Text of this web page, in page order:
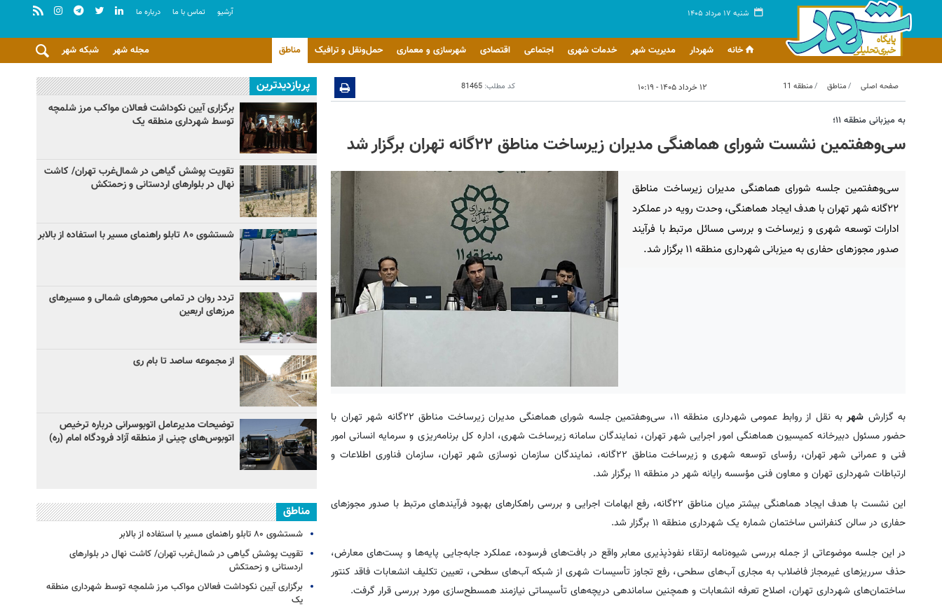
شنبه ۱۷ مرداد ۱۴۰۵ آرشيو تماس با ما درباره ما
خانه شهردار مدیریت شهر خدمات شهری اجتماعی اقتصادی شهرسازی و معماری حمل‌ونقل و ترافیک مناطق شبکه شهر مجله شهر
صفحه اصلی مناطق منطقه 11 ۱۲ خرداد ۱۴۰۵ - ۱۰:۱۹ کد مطلب: 81465
به میزبانی منطقه ۱۱؛
سی‌وهفتمین نشست شورای هماهنگی مدیران زیرساخت مناطق ۲۲گانه تهران برگزار شد
سی‌وهفتمین جلسه شورای هماهنگی مدیران زیرساخت مناطق
۲۲گانه شهر تهران با هدف ایجاد هماهنگی، وحدت رویه در عملکرد
ادارات توسعه شهری و زیرساخت و بررسی مسائل مرتبط با فرآیند
صدور مجوزهای حفاری به میزبانی شهرداری منطقه ۱۱ برگزار شد.
به گزارششهر
به نقل از روابط عمومی شهرداری منطقه ۱۱، سی‌وهفتمین جلسه شورای هماهنگی مدیران زیرساخت مناطق ۲۲گانه شهر تهران با
حضور مسئول دبیرخانه کمیسیون هماهنگی امور اجرایی شهر تهران، نمایندگان سامانه زیرساخت شهری، اداره کل برنامه‌ریزی و سرمایه انسانی امور
فنی و عمرانی شهر تهران، رؤسای توسعه شهری و زیرساخت مناطق ۲۲گانه، نمایندگان سازمان نوسازی شهر تهران، سازمان فناوری اطلاعات و
ارتباطات شهرداری تهران و معاون فنی مؤسسه رایانه شهر در منطقه ۱۱ برگزار شد.
این نشست با هدف ایجاد هماهنگی بیشتر میان مناطق ۲۲گانه، رفع ابهامات اجرایی و بررسی راهکارهای بهبود فرآیندهای مرتبط با صدور مجوزهای
حفاری در سالن کنفرانس ساختمان شماره یک شهرداری منطقه ۱۱ برگزار شد.
در این جلسه موضوعاتی از جمله بررسی شیوه‌نامه ارتقاء نفوذپذیری معابر واقع در بافت‌های فرسوده، عملکرد جابه‌جایی پایه‌ها و پست‌های معارض،
حذف سرریزهای غیرمجاز فاضلاب به مجاری آب‌های سطحی، رفع تجاوز تأسیسات شهری از شبکه آب‌های سطحی، تعیین تکلیف انشعابات فاقد کنتور
ساختمان‌های شهرداری تهران، اصلاح تعرفه انشعابات و همچنین ساماندهی دریچه‌های تأسیساتی نیازمند همسطح‌سازی مورد بررسی قرار گرفت.
پربازدیدترین
برگزاری آیین نکوداشت فعالان مواکب مرز شلمچه
توسط شهرداری منطقه یک
تقویت پوشش گیاهی در شمال‌غرب تهران/ کاشت
نهال در بلوارهای اردستانی و زحمتکش
شستشوی ۸۰ تابلو راهنمای مسیر با استفاده از بالابر
تردد روان در تمامی محورهای شمالی و مسیرهای
مرزهای اربعین
از مجموعه ساصد تا بام ری
توضیحات مدیرعامل اتوبوسرانی درباره ترخیص
اتوبوس‌های چینی از منطقه آزاد فرودگاه امام (ره)
مناطق
شستشوی ۸۰ تابلو راهنمای مسیر با استفاده از بالابر
تقویت پوشش گیاهی در شمال‌غرب تهران/ کاشت نهال در بلوارهای
اردستانی و زحمتکش
برگزاری آیین نکوداشت فعالان مواکب مرز شلمچه توسط شهرداری منطقه
یک